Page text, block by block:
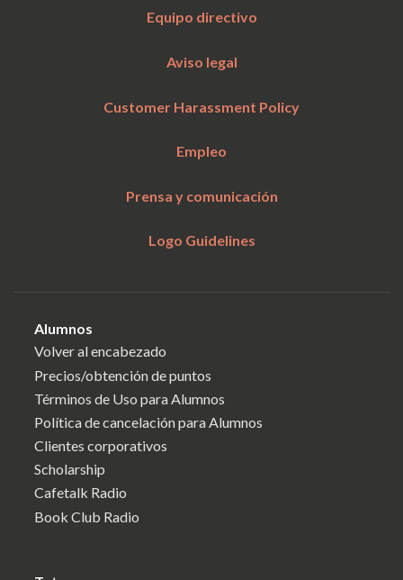
Equipo directivo
Aviso legal
Customer Harassment Policy
Empleo
Prensa y comunicación
Logo Guidelines
Alumnos
Volver al encabezado
Precios/obtención de puntos
Términos de Uso para Alumnos
Política de cancelación para Alumnos
Clientes corporativos
Scholarship
Cafetalk Radio
Book Club Radio